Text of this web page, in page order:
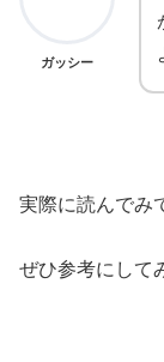
ガッシー
実際に読んでみ
ぜひ参考にして